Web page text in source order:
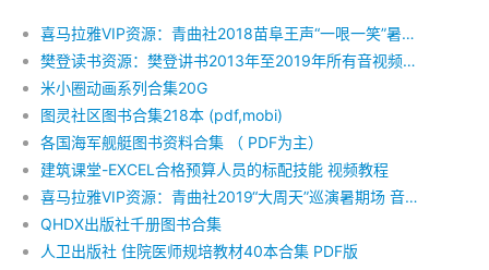
喜马拉雅VIP资源：青曲社2018苗阜王声“一哏一笑”暑期大乐逗
樊登读书资源：樊登讲书2013年至2019年所有音视频合集下载
米小圈动画系列合集20G
图灵社区图书合集218本 (pdf,mobi)
各国海军舰艇图书资料合集 （ PDF为主）
建筑课堂-EXCEL合格预算人员的标配技能 视频教程
喜马拉雅VIP资源：青曲社2019“大周天”巡演暑期场 音频下载
QHDX出版社千册图书合集
人卫出版社 住院医师规培教材40本合集 PDF版